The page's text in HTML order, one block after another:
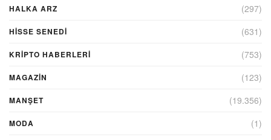
HALKA ARZ (297)
HİSSE SENEDİ (631)
KRIPTO HABERLERI (753)
MAGAZİN (123)
MANŞET (19.356)
MODA (1)